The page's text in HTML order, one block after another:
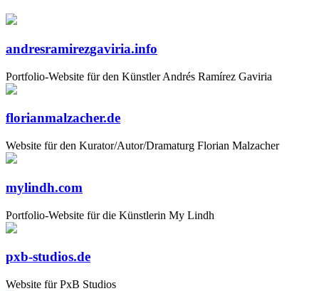
andresramirezgaviria.info
Portfolio-Website für den Künstler Andrés Ramírez Gaviria
florianmalzacher.de
Website für den Kurator/Autor/Dramaturg Florian Malzacher
mylindh.com
Portfolio-Website für die Künstlerin My Lindh
pxb-studios.de
Website für PxB Studios